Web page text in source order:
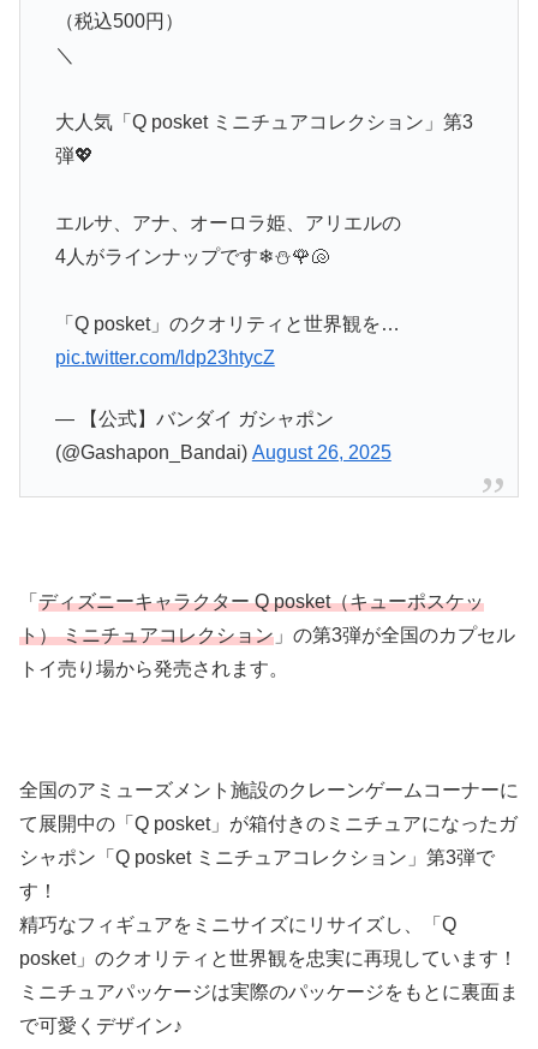
（税込500円）
＼
大人気「Q posket ミニチュアコレクション」第3
弾💖
エルサ、アナ、オーロラ姫、アリエルの
4人がラインナップです❄⛄🌹🐚
「Q posket」のクオリティと世界観を…
pic.twitter.com/ldp23htycZ
— 【公式】バンダイ ガシャポン
(@Gashapon_Bandai) August 26, 2025
「 ディズニーキャラクター Q posket（キューポスケッ
ト） ミニチュアコレクション 」の第3弾が全国のカプセル
トイ売り場から発売されます。
全国のアミューズメント施設のクレーンゲームコーナーに
て展開中の「Q posket」が箱付きのミニチュアになったガ
シャポン「Q posket ミニチュアコレクション」第3弾で
す！
精巧なフィギュアをミニサイズにリサイズし、「Q
posket」のクオリティと世界観を忠実に再現しています！
ミニチュアパッケージは実際のパッケージをもとに裏面ま
で可愛くデザイン♪